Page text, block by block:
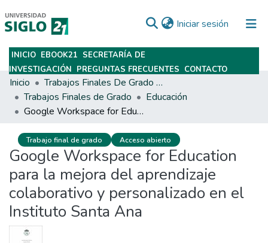
Iniciar sesión (current)
Subir
INICIO EBOOK21 SECRETARÍA DE
INVESTIGACIÓN PREGUNTAS FRECUENTES CONTACTO
Inicio
Trabajos Finales De Grado Y Posgrado
Trabajos Finales de Grado
Educación
Google Workspace for Education para la mejora del aprendizaje colaborativo y personalizado en el Instituto Santa Ana
Trabajo final de grado Acceso abierto
Google Workspace for Education
para la mejora del aprendizaje
colaborativo y personalizado en el
Instituto Santa Ana